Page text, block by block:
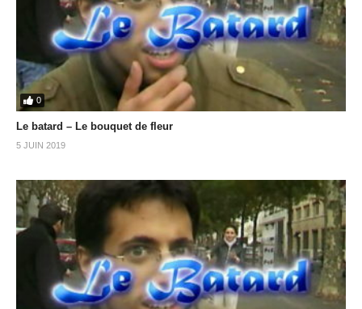
0
Le batard – Le bouquet de fleur
5 JUIN 2019